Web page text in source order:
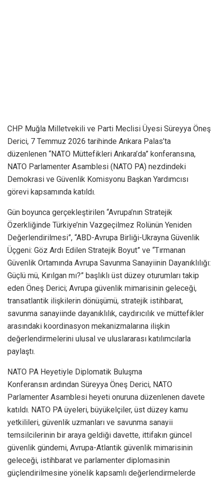
CHP Muğla Milletvekili ve Parti Meclisi Üyesi Süreyya Öneş
Derici, 7 Temmuz 2026 tarihinde Ankara Palas’ta
düzenlenen “NATO Müttefikleri Ankara’da” konferansına,
NATO Parlamenter Asamblesi (NATO PA) nezdindeki
Demokrasi ve Güvenlik Komisyonu Başkan Yardımcısı
görevi kapsamında katıldı.
Gün boyunca gerçekleştirilen “Avrupa’nın Stratejik
Özerkliğinde Türkiye’nin Vazgeçilmez Rolünün Yeniden
Değerlendirilmesi”, “ABD-Avrupa Birliği-Ukrayna Güvenlik
Üçgeni: Göz Ardı Edilen Stratejik Boyut” ve “Tırmanan
Güvenlik Ortamında Avrupa Savunma Sanayiinin Dayanıklılığı:
Güçlü mü, Kırılgan mı?” başlıklı üst düzey oturumları takip
eden Öneş Derici; Avrupa güvenlik mimarisinin geleceği,
transatlantik ilişkilerin dönüşümü, stratejik istihbarat,
savunma sanayiinde dayanıklılık, caydırıcılık ve müttefikler
arasındaki koordinasyon mekanizmalarına ilişkin
değerlendirmelerini ulusal ve uluslararası katılımcılarla
paylaştı.
NATO PA Heyetiyle Diplomatik Buluşma
Konferansın ardından Süreyya Öneş Derici, NATO
Parlamenter Asamblesi heyeti onuruna düzenlenen davete
katıldı. NATO PA üyeleri, büyükelçiler, üst düzey kamu
yetkilileri, güvenlik uzmanları ve savunma sanayii
temsilcilerinin bir araya geldiği davette, ittifakın güncel
güvenlik gündemi, Avrupa-Atlantik güvenlik mimarisinin
geleceği, istihbarat ve parlamenter diplomasinin
güçlendirilmesine yönelik kapsamlı değerlendirmelerde